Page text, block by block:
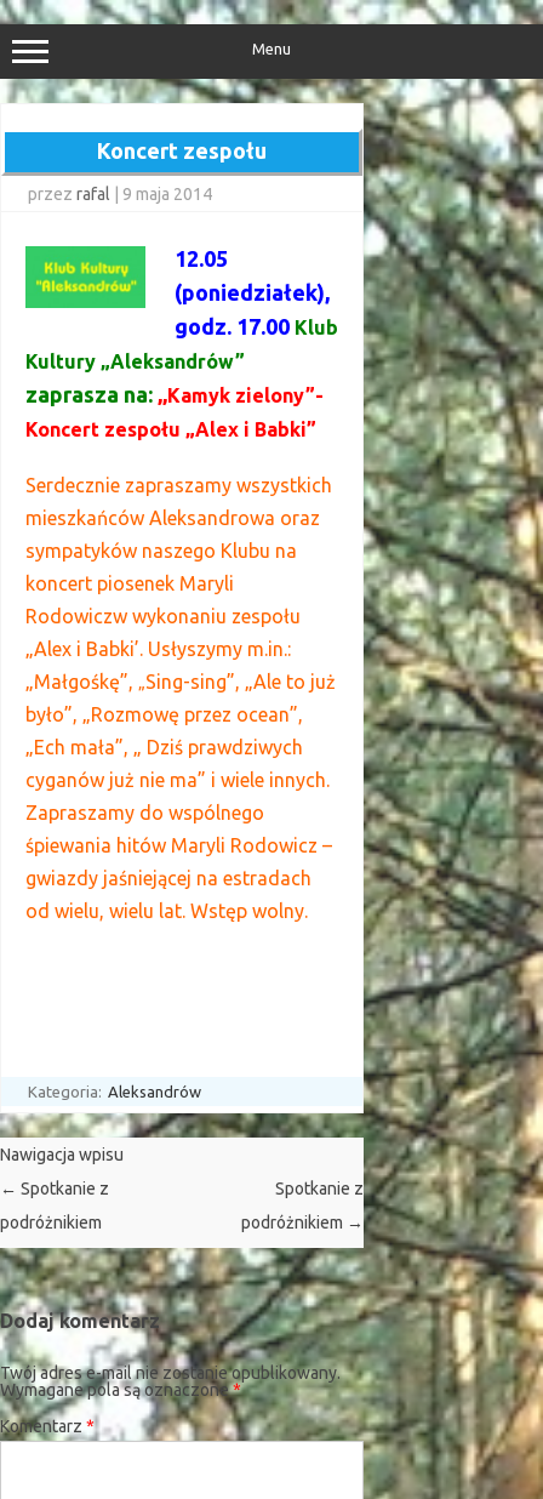
Przejdź
do
treści
Menu
Koncert zespołu
przez rafal 9 maja 2014
12.05
(poniedziałek),
godz. 17.00 Klub
Kultury „Aleksandrów”
zaprasza na: „Kamyk zielony”-
Koncert zespołu „Alex i Babki”
Serdecznie zapraszamy wszystkich
mieszkańców Aleksandrowa oraz
sympatyków naszego Klubu na
koncert piosenek Maryli
Rodowiczw wykonaniu zespołu
„Alex i Babki’. Usłyszymy m.in.:
„Małgośkę”, „Sing-sing”, „Ale to już
było”, „Rozmowę przez ocean”,
„Ech mała”, „ Dziś prawdziwych
cyganów już nie ma” i wiele innych.
Zapraszamy do wspólnego
śpiewania hitów Maryli Rodowicz –
gwiazdy jaśniejącej na estradach
od wielu, wielu lat. Wstęp wolny.
Kategoria: Aleksandrów
Nawigacja wpisu
← Spotkanie z
podróżnikiem
Spotkanie z
podróżnikiem →
Dodaj komentarz
Twój adres e-mail nie zostanie opublikowany.
Wymagane pola są oznaczone*
Komentarz *